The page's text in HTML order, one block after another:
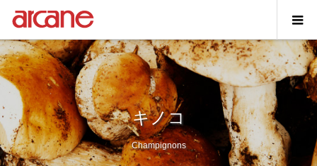
キノコ
Champignons